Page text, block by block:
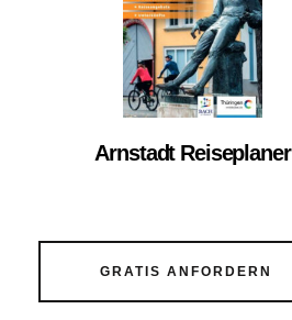
Arnstadt Reiseplaner
GRATIS ANFORDERN